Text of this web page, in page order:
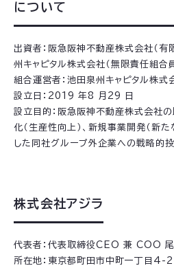
について
出資者：阪急阪神不動産株式会社（
州キャピタル株式会社（無限責任組合
組合運営者：池田泉州キャピタル株式
設立日：2019 年8 月29 日
設立目的：阪急阪神不動産株式会社
化（生産性向上）、新規事業開発（新
した同社グループ外企業への戦略的
株式会社アジラ
代表者：代表取締役CEO 兼 COO 尾
所在地：東京都町田市中町一丁目4-2